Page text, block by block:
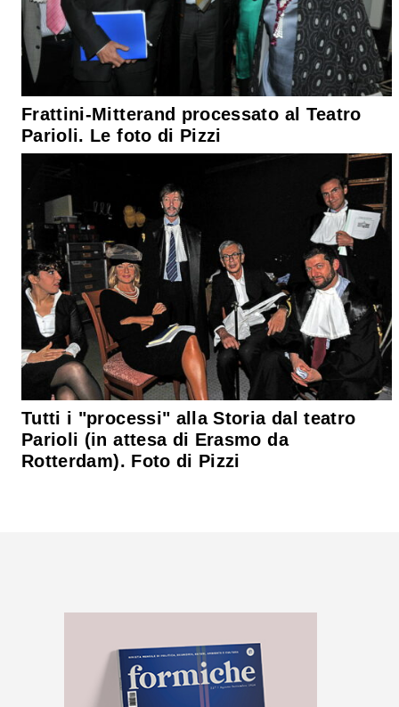
Frattini-Mitterand processato al Teatro
Parioli. Le foto di Pizzi
Tutti i "processi" alla Storia dal teatro
Parioli (in attesa di Erasmo da
Rotterdam). Foto di Pizzi